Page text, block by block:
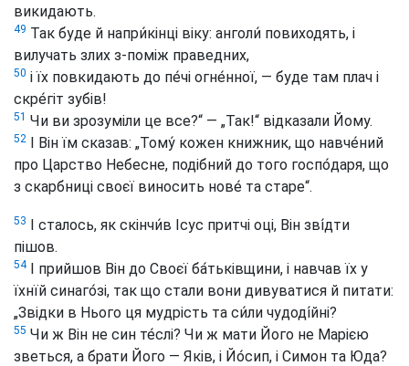
викидають.
49 Так буде й напри́кінці віку: анголи́ повиходять, і
вилучать злих з-поміж праведних,
50 і їх повкидають до пе́чі огне́нної, — буде там плач і
скре́гіт зубів!
51 Чи ви зрозуміли це все?“ — „Так!“ відказали Йому.
52 І Він їм сказав: „Тому́ кожен книжник, що навче́ний
про Царство Небесне, подібний до того госпо́даря, що
з скарбниці своєї виносить нове́ та старе“.
53 І сталось, як скінчи́в Ісус притчі оці, Він зві́дти
пішов.
54І прийшов Він до Своєї ба́тьківщини, і навчав їх у
їхнїй синаго́зі, так що стали вони дивуватися й питати:
„Звідки в Нього ця мудрість та си́ли чудоді́йні?
55 Чи ж Він не син те́слі? Чи ж мати Його не Марією
зветься, а брати Його — Яків, і Йо́сип, і Симон та Юда?